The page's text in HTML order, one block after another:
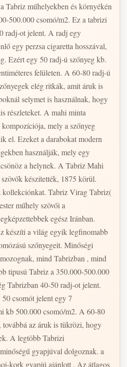
Tabriz műhelyekben és környékén
500.000 csomó/m2. Ez a tabrizi
radj-ot jelent. A radj egy
egy perzsa cigaretta hosszával,
Ezért egy 50 radj-ú szőnyeg kb.
felületen. A 60-80 radj-ú
elég ritkák, amit áruk is
selymet is használnak, hogy
részleteket. A mahi minta
mely a szőnyeg
el. Ezeket a darabokat modern
használják, mely egy
a helynek. A Tabriz Mahi
készítették, 1875 körül.
Tabriz Virag Tabriz(
műhely szövői a
egész Iránban.
készíti a világ egyik legfinomabb
szőnyegeit. Minőségi
mind Tabrizban , mind
tipusú Tabriz a 350.000-500.000
Tabrizban 40-50 radj-ot jelent.
csomót jelent egy 7
kb 500.000 csomó/m2. A 60-80
az áruk is tükrözi, hogy
A legtöbb Tabrizi
gyapjúval dolgoznak. a
kork gyapjú ajánlott . Az átlagos